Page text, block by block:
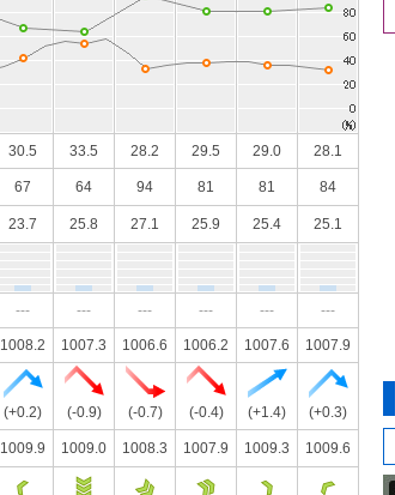
30.5 33.5 28.2 29.5 29.0 28.1
67 64 94 81 81 84
23.7 25.8 27.1 25.9 25.4 25.1
--- --- --- --- --- ---
1008.2 1007.3 1006.6 1006.2 1007.6 1007.9
(+0.2) (-0.9) (-0.7) (-0.4) (+1.4) (+0.3)
1009.9 1009.0 1008.3 1007.9 1009.3 1009.6